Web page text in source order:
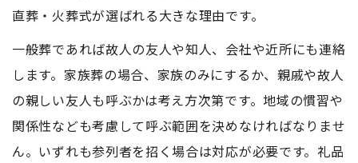
直葬・火葬式が選ばれる大きな理由です。
一般葬であれば故人の友人や知人、会社や近所にも連絡
します。家族葬の場合、家族のみにするか、親戚や故人
の親しい友人も呼ぶかは考え方次第です。地域の慣習や
関係性なども考慮して呼ぶ範囲を決めなければなりませ
ん。いずれも参列者を招く場合は対応が必要です。礼品